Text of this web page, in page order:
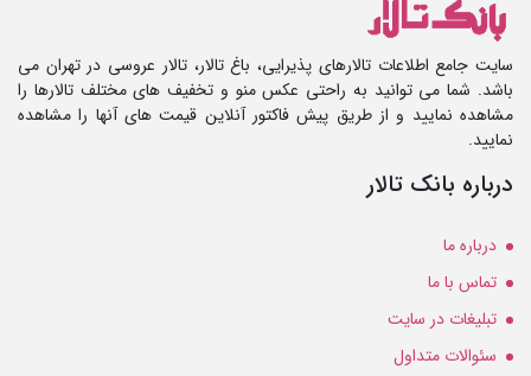
سایت جامع اطلاعات تالارهای پذیرایی، باغ تالار، تالار عروسی در تهران می
باشد. شما می توانید به راحتی عکس منو و تخفیف های مختلف تالارها را
مشاهده نمایید و از طریق پیش فاکتور آنلاین قیمت های آنها را مشاهده
نمایید.
درباره بانک تالار
درباره ما
تماس با ما
تبلیغات در سایت
سئوالات متداول